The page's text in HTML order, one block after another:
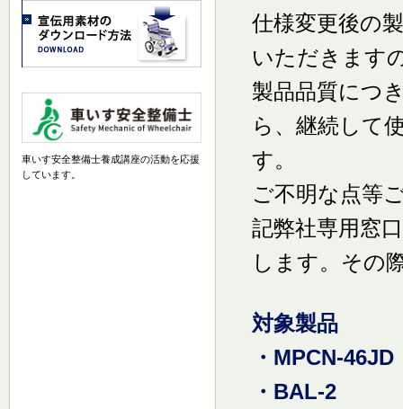
仕様変更後の
いただきます
製品品質につ
ら、継続して
す。
ご不明な点等
記弊社専用窓
します。その
対象製品
・MPCN-46JD
・BAL-2
車いす安全整備士養成講座の活動を応援
しています。